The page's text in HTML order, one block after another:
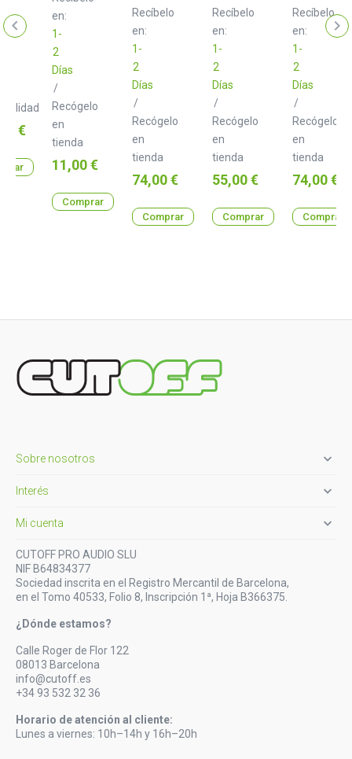
€
en:
1-
2
Días
/
Recógelo
en
tienda
Precio
11,00 €
Comprar
B.Beat
Hard
Bag
Recíbelo
en:
1-
2
Días
/
Recógelo
en
tienda
Precio
74,00 €
Comprar
B.Beat
Plier
Recíbelo
en:
1-
2
Días
/
Recógelo
en
tienda
Precio
55,00 €
Comprar
B.Beat
Light
Bag
Recíbelo
en:
1-
2
Días
/
Recógelo
en
tienda
Precio
74,00 €
Comprar
Sobre nosotros 
Interés 
Mi cuenta 
CUTOFF PRO AUDIO SLU
NIF B64834377
Sociedad inscrita en el Registro Mercantil de Barcelona,
en el Tomo 40533, Folio 8, Inscripción 1ª, Hoja B366375.
¿Dónde estamos?
Calle Roger de Flor 122
08013 Barcelona
info@cutoff.es
+34 93 532 32 36
Horario de atención al cliente:
Lunes a viernes: 10h–14h y 16h–20h